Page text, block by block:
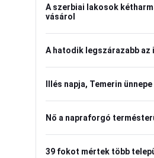
A szerbiai lakosok
vásárol
A hatodik legszárazabb az
Illés napja, Temerin ünnepe
Nő a napraforgó
39 fokot mértek több